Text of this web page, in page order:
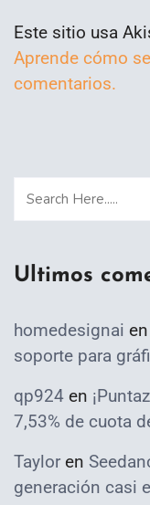
Este sitio usa
Aprende cómo
comentarios.
Ultimos
homedesignai en
soporte para
qp924 en
7,53% de cuota
Taylor en
generación casi